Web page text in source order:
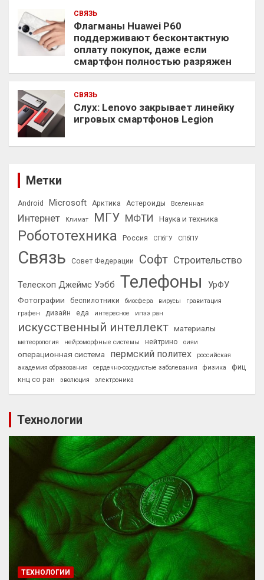
СВЯЗЬ
Флагманы Huawei P60
поддерживают бесконтактную
оплату покупок, даже если
смартфон полностью разряжен
СВЯЗЬ
Слух: Lenovo закрывает линейку
игровых смартфонов Legion
Метки
Android Microsoft Арктика Астероиды Вселенная
Интернет Климат МГУ МФТИ Наука и техника
Робототехника Россия СПбГУ СПбПУ
Связь Совет Федерации Софт Строительство
Телескоп Джеймс Уэбб Телефоны УрФУ
Фотографии беспилотники биосфера вирусы
гравитация
графен
дизайн еда интересное ипээ ран
искусственный интеллект материалы
метеорология нейроморфные системы нейтрино оияи
операционная система пермский политех
российская
академия образования
сердечно-сосудистые заболевания физика
фиц
кнц со ран
эволюция электроника
Технологии
ТЕХНОЛОГИИ